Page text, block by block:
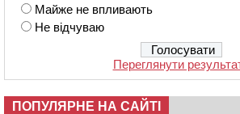
Майже не впливають
Не відчуваю
Переглянути
ПОПУЛЯРНЕ НА САЙТІ